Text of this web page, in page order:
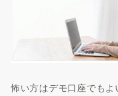
怖い方はデモ口座でもよ